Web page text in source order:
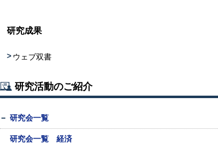
研究成果
ウェブ双書
研究活動のご紹介
研究会一覧
研究会一覧 経済